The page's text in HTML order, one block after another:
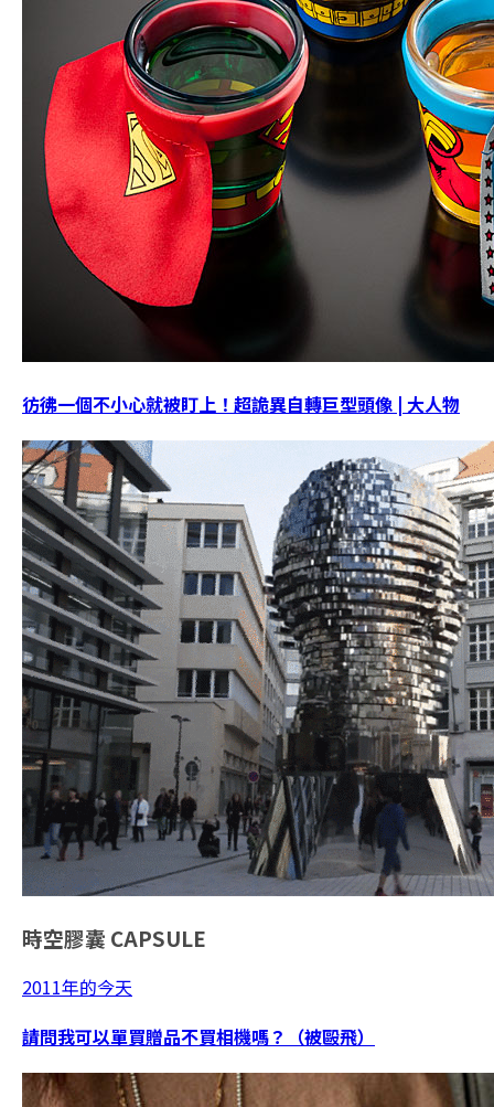
彷彿一個不小心就被盯上！超詭異自轉巨型頭像 | 大人物
時空膠囊 CAPSULE
2011年的今天
請問我可以單買贈品不買相機嗎？（被毆飛）